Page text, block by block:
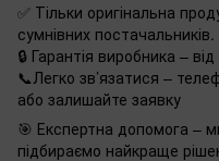
✅ Тільки оригінальна
сумнівних постачальників.
🔒 Гарантія виробника –
📞Легко зв’язатися –
або залишайте заявку
🎯 Експертна допомога –
підбираємо найкраще